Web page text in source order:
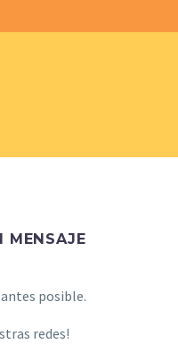
MENSAJE
posible.
redes!